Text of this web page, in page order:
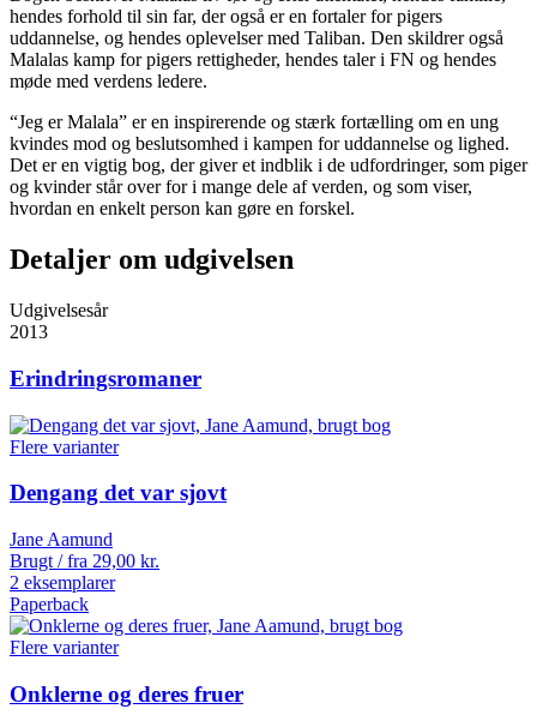
hendes forhold til sin far, der også er en fortaler for pigers
uddannelse, og hendes oplevelser med Taliban. Den skildrer også
Malalas kamp for pigers rettigheder, hendes taler i FN og hendes
møde med verdens ledere.
“Jeg er Malala” er en inspirerende og stærk fortælling om en ung
kvindes mod og beslutsomhed i kampen for uddannelse og lighed.
Det er en vigtig bog, der giver et indblik i de udfordringer, som piger
og kvinder står over for i mange dele af verden, og som viser,
hvordan en enkelt person kan gøre en forskel.
Detaljer om udgivelsen
Udgivelsesår
2013
Erindringsromaner
Flere varianter
Dengang det var sjovt
Jane Aamund
Brugt / fra 29,00 kr.
2 eksemplarer
Paperback
Flere varianter
Onklerne og deres fruer